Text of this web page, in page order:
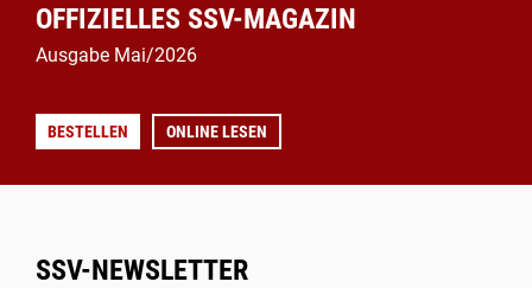
OFFIZIELLES SSV-MAGAZIN
Ausgabe Mai/2026
BESTELLEN ONLINE LESEN
SSV-NEWSLETTER